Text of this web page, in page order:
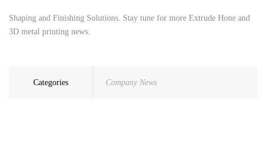
Shaping and Finishing Solutions. Stay tune for more Extrude Hone and
3D metal printing news.
Categories Company News